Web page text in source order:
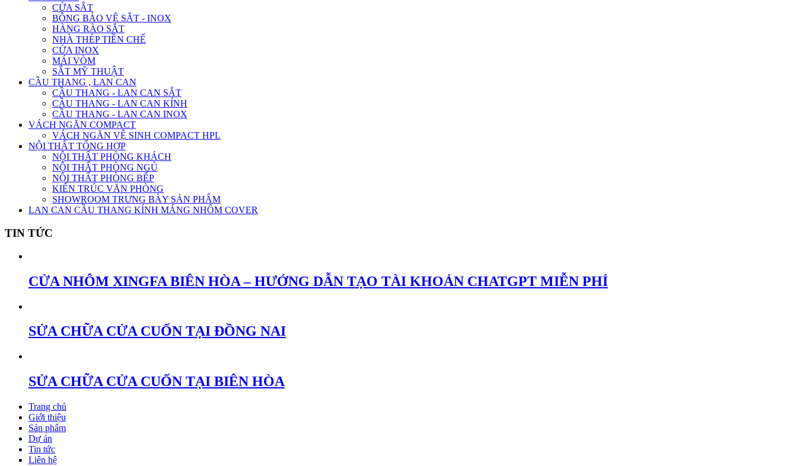
CỬA SẮT
BÔNG BẢO VỆ SẮT - INOX
HÀNG RÀO SẮT
NHÀ THÉP TIỀN CHẾ
CỬA INOX
MÁI VÒM
SẮT MỸ THUẬT
CẦU THANG , LAN CAN
CẦU THANG - LAN CAN SẮT
CẦU THANG - LAN CAN KÍNH
CẦU THANG - LAN CAN INOX
VÁCH NGĂN COMPACT
VÁCH NGĂN VỆ SINH COMPACT HPL
NỘI THẤT TỔNG HỢP
NỘI THẤT PHÒNG KHÁCH
NỘI THẤT PHÒNG NGỦ
NỘI THẤT PHÒNG BẾP
KIẾN TRÚC VĂN PHÒNG
SHOWROOM TRƯNG BÀY SẢN PHẨM
LAN CAN CẦU THANG KÍNH MÁNG NHÔM COVER
TIN TỨC
CỬA NHÔM XINGFA BIÊN HÒA – HƯỚNG DẪN TẠO TÀI KHOẢN CHATGPT MIỄN PHÍ
SỬA CHỮA CỬA CUỐN TẠI ĐỒNG NAI
SỬA CHỮA CỬA CUỐN TẠI BIÊN HÒA
Trang chủ
Giới thiệu
Sản phẩm
Dự án
Tin tức
Liên hệ